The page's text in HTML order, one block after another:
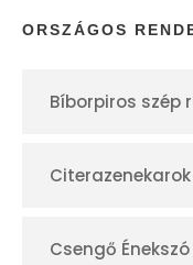
p
r
ORSZÁGOS
Bíborpiros szép
Csengő Énekszó